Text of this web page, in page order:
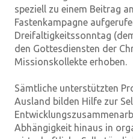
speziell zu einem Beitrag
Fastenkampagne
Dreifaltigkeitssonntag
den Gottesdiensten der
Missionskollekte erhoben.
Sämtliche unterstützten
Ausland bilden Hilfe zur
Abhängigkeit hinaus in